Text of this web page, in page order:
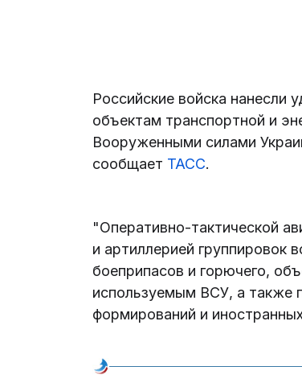
Российские войска нанесли
объектам транспортной и
Вооруженными силами
сообщает ТАСС.
"Оперативно-тактической
и артиллерией группировок
боеприпасов и горючего,
используемым ВСУ, а также
формирований и